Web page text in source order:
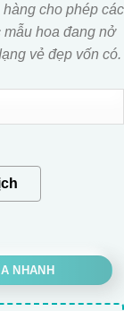
cho phép các
mẫu hoa đang nở
vẻ đẹp vốn có.
NHANH